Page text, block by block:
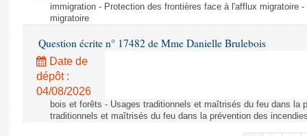
immigration - Protection des frontières face à l'afflux migratoire
migratoire
Question écrite n° 17482 de Mme Danielle Brulebois
Date de
dépôt :
04/08/2026
bois et forêts - Usages traditionnels et maîtrisés du feu dans la
traditionnels et maîtrisés du feu dans la prévention des